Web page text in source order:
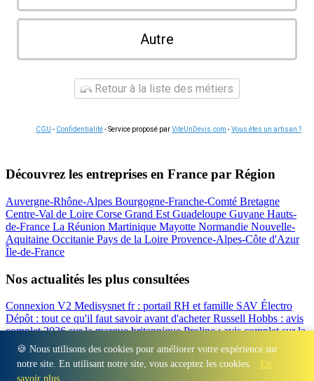
🍪 Nous utilisons des cookies pour améliorer votre expérience sur
notre site. En utilisant notre site, vous acceptez les cookies.
En
savoir plus
Autre
Retour à la liste des métiers
CGU - Confidentialité- Service proposé parViteUnDevis.com -Vous êtes un artisan ?
Découvrez les entreprises en France par Région
Auvergne-Rhône-Alpes Bourgogne-Franche-Comté Bretagne
Centre-Val de Loire Corse Grand Est Guadeloupe Guyane Hauts-
de-France La Réunion Martinique Mayotte Normandie Nouvelle-
Aquitaine Occitanie Pays de la Loire Provence-Alpes-Côte d'Azur
Île-de-France
Nos actualités les plus consultées
Connexion V2 Medisysnet fr : portail RH et famille SAV Électro
Dépôt : tout ce qu'il faut savoir avant d'acheterRussell Hobbs : avis
complet 2026 sur la marque britanniqueProline : avis complet sur la
marque d'électroménagerValberg avis 2026 : notre test complet de
la marque Beko : Avis sur la marque turque d'électroménager
Régions - Départements - Villes - Entreprises - Marques Contact